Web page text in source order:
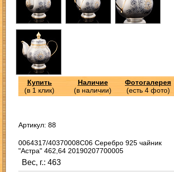
Купить
(в 1 клик)
Наличие
(в наличии)
Фотогалерея
(есть 4 фото)
Артикул: 88
0064317/40370008С06 Серебро 925 чайник
"Астра" 462,64 20190207700005
Вес, г.: 463